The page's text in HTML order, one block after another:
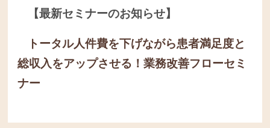
【最新セミナーのお知らせ】
トータル人件費を下げながら患者満足度と
総収入をアップさせる！業務改善フローセミ
ナー